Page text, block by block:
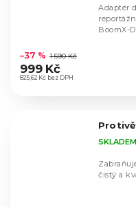
hodnocení
produktu
je
825,62 Kč bez DPH
–37 % 1 590 Kč
999 Kč
Adaptér
BoomX-
čistý a